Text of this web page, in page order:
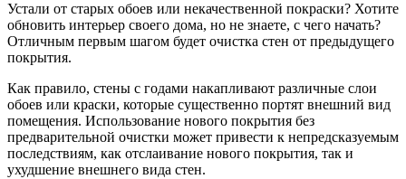
Устали от старых обоев или некачественной покраски? Хотите
обновить интерьер своего дома, но не знаете, с чего начать?
Отличным первым шагом будет очистка стен от предыдущего
покрытия.
Как правило, стены с годами накапливают различные слои
обоев или краски, которые существенно портят внешний вид
помещения. Использование нового покрытия без
предварительной очистки может привести к непредсказуемым
последствиям, как отслаивание нового покрытия, так и
ухудшение внешнего вида стен.